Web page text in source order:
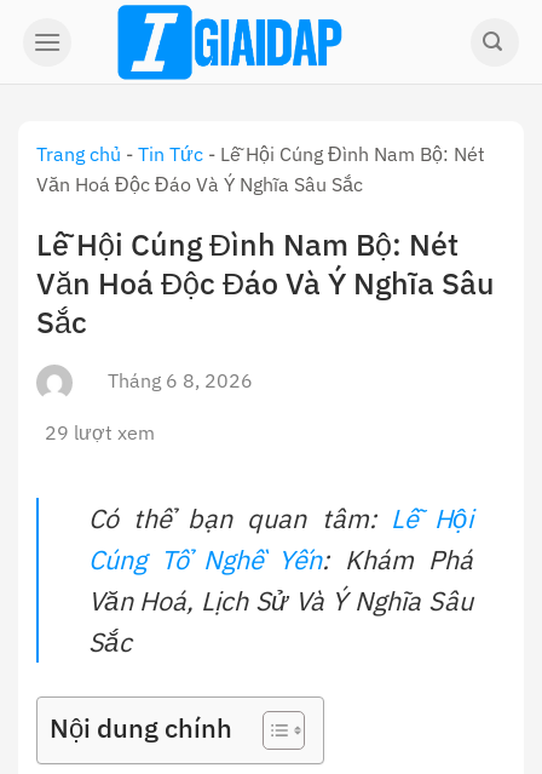
Trang chủ - Tin Tức - Lễ Hội Cúng Đình Nam Bộ: Nét
Văn Hoá Độc Đáo Và Ý Nghĩa Sâu Sắc
Lễ Hội Cúng Đình Nam Bộ: Nét
Văn Hoá Độc Đáo Và Ý Nghĩa Sâu
Sắc
Tháng 6 8, 2026
29 lượt xem
Có thể bạn quan tâm: Lễ Hội
Cúng Tổ Nghề Yến: Khám Phá
Văn Hoá, Lịch Sử Và Ý Nghĩa Sâu
Sắc
Nội dung chính